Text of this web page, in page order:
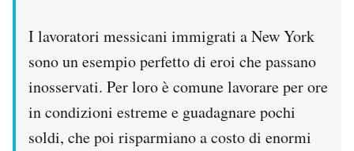
I lavoratori messicani immigrati a New York
sono un esempio perfetto di eroi che passano
inosservati. Per loro è comune lavorare per ore
in condizioni estreme e guadagnare pochi
soldi, che poi risparmiano a costo di enormi